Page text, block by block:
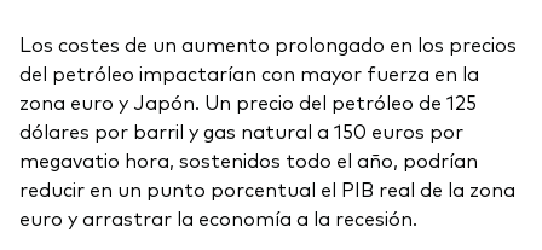
Los costes de un aumento prolongado en los precios
del petróleo impactarían con mayor fuerza en la
zona euro y Japón. Un precio del petróleo de 125
dólares por barril y gas natural a 150 euros por
megavatio hora, sostenidos todo el año, podrían
reducir en un punto porcentual el PIB real de la zona
euro y arrastrar la economía a la recesión.